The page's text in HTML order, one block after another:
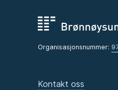
Organisasjonsnummer:
Kontakt oss